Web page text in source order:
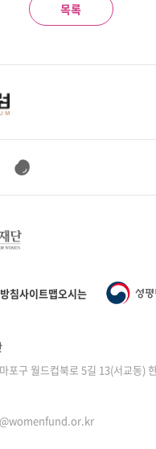
목록
침사이트맵오시는 길
가기
SNS 바로가기
SNS 바로가기
포구 월드컵북로 5길 13(서교동)